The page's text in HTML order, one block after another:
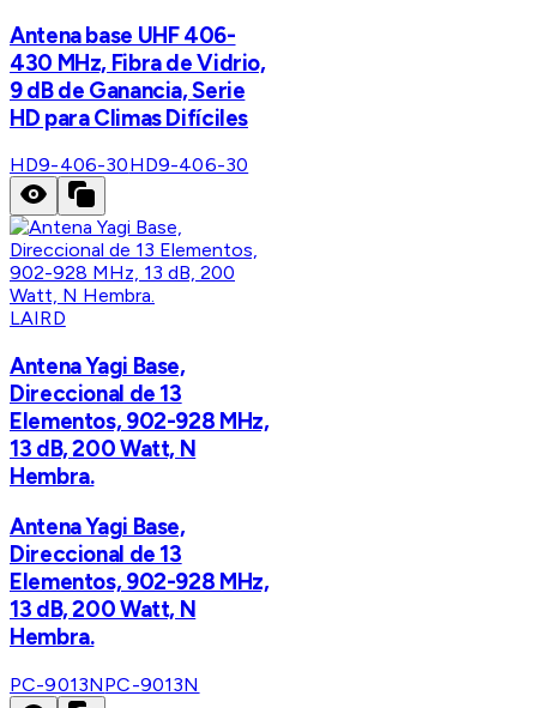
Antena base UHF 406-
430 MHz, Fibra de Vidrio,
9 dB de Ganancia, Serie
HD para Climas Difíciles
HD9-406-30HD9-406-30
LAIRD
Antena Yagi Base,
Direccional de 13
Elementos, 902-928 MHz,
13 dB, 200 Watt, N
Hembra.
Antena Yagi Base,
Direccional de 13
Elementos, 902-928 MHz,
13 dB, 200 Watt, N
Hembra.
PC-9013NPC-9013N